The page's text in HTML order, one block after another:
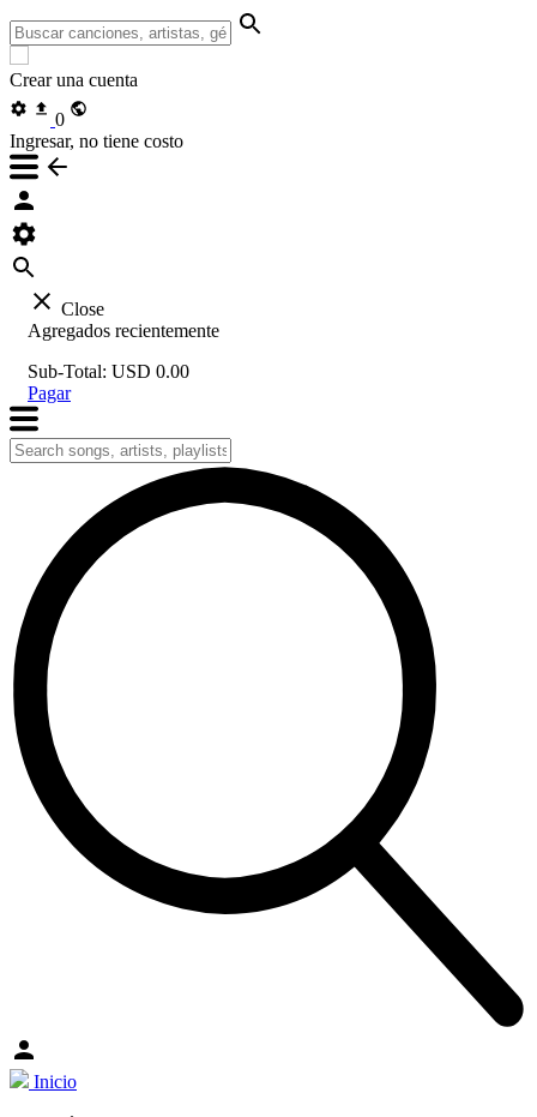
Crear una cuenta
0
Ingresar, no tiene costo
Close
Agregados recientemente
Sub-Total: USD 0.00
Pagar
Inicio